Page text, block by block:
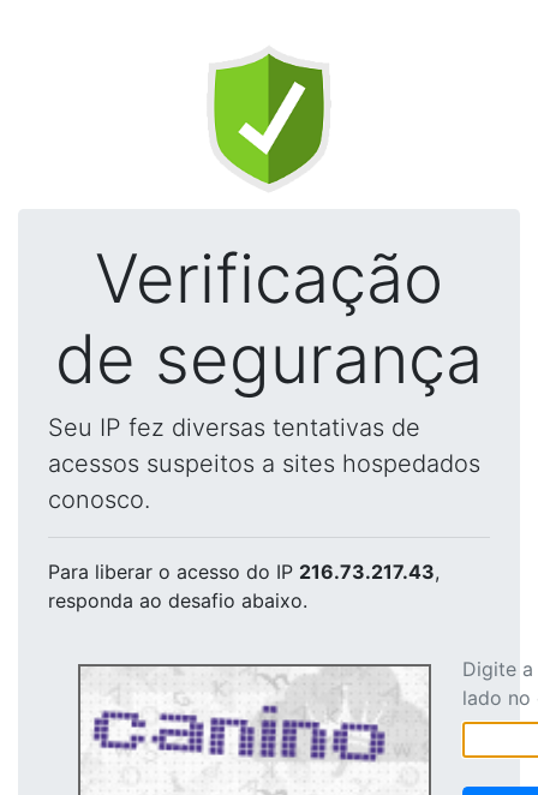
Verificação
de segurança
Seu IP fez diversas tentativas de
acessos suspeitos a sites hospedados
conosco.
Para liberar o acesso do IP 216.73.217.43,
responda ao desafio abaixo.
Digite
lado no